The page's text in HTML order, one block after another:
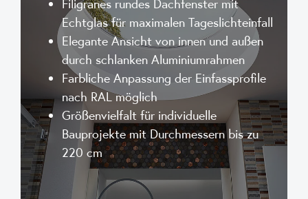
Filigranes rundes Dachfenster mit
Echtglas für maximalen Tageslichteinfall
Elegante Ansicht von innen und außen
durch schlanken Aluminiumrahmen
Farbliche Anpassung der Einfassprofile
nach RAL möglich
Größenvielfalt für individuelle
Bauprojekte mit Durchmessern bis zu
220 cm